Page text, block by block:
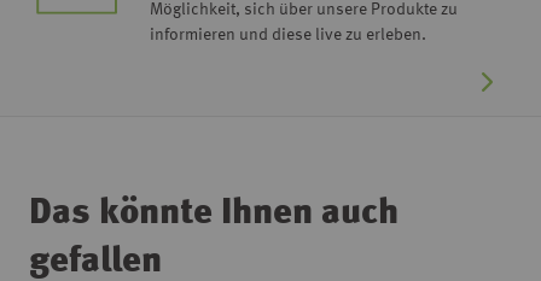
Möglichkeit, sich über unsere Produkte zu
informieren und diese live zu erleben.
Das könnte Ihnen auch
gefallen